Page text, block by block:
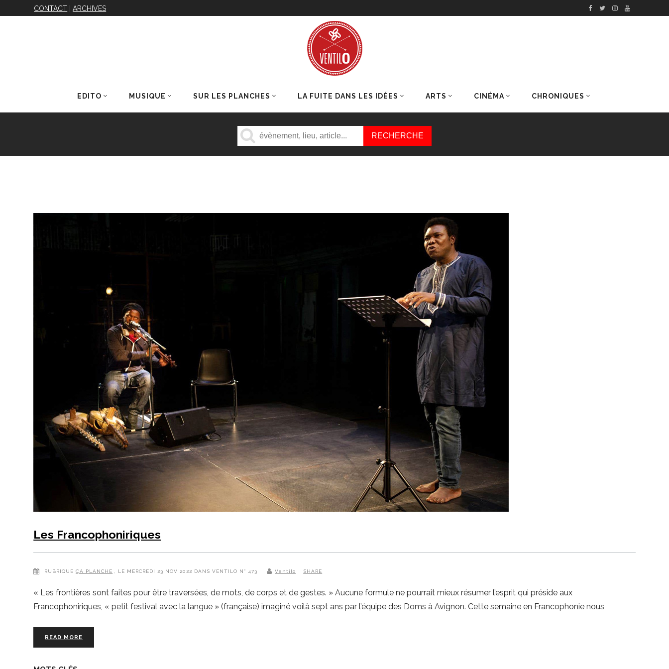
CONTACT |ARCHIVES
EDITO MUSIQUE SUR LES PLANCHES LA FUITE DANS LES IDÉES ARTS CINÉMA CHRONIQUES
DERNIERS ARTICLES
Les Francophoniriques
RUBRIQUE ÇA PLANCHE , LE MERCREDI 23 NOV 2022 DANS VENTILO N° 473 Ventilo SHARE
« Les frontières sont faites pour être traversées, de mots, de corps et de gestes. » Aucune formule ne pourrait mieux résumer l’esprit qui préside aux
Francophoniriques, « petit festival avec la langue » (française) imaginé voilà sept ans par l’équipe des Doms à Avignon. Cette semaine en Francophonie nous
READ MORE